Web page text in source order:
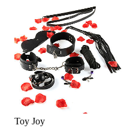
Toy Joy